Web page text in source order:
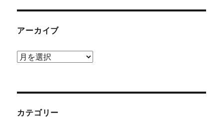
アーカイブ
ア
ブ
カテゴリー